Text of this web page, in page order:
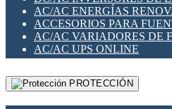
SWITCHES LAN
TELEFONÍA IP (VOIP)
VIGILANCIA IP (CCTV)
MESHTASTIC
AC/AC ENERGÍAS
ACCESORIOS PARA
AC/AC VARIADORES DE
AC/AC UPS ONLINE
PROTECCIÓN